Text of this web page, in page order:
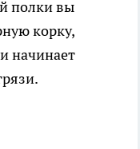
полки вы
корку,
начинает